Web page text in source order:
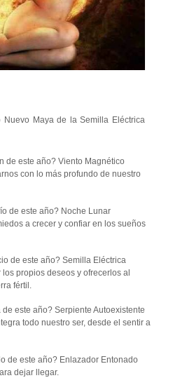
Nuevo Maya de la Semilla Eléctrica
de este año? Viento Magnético
con lo más profundo de nuestro
de este año? Noche Lunar
a crecer y confiar en los sueños
de este año? Semilla Eléctrica
propios deseos y ofrecerlos al
fértil.
este año? Serpiente Autoexistente
todo nuestro ser, desde el sentir a
de este año? Enlazador Entonado
dejar llegar.